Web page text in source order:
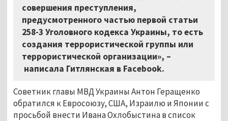
совершения преступления,
предусмотренного частью первой статьи
258-3 Уголовного кодекса Украины, то есть
создания террористической группы или
террористической организации», –
написала Гитлянская в Facebook.
Советник главы МВД Украины Антон Геращенко
обратился к Евросоюзу, США, Израилю и Японии с
просьбой внести Ивана Охлобыстина в список